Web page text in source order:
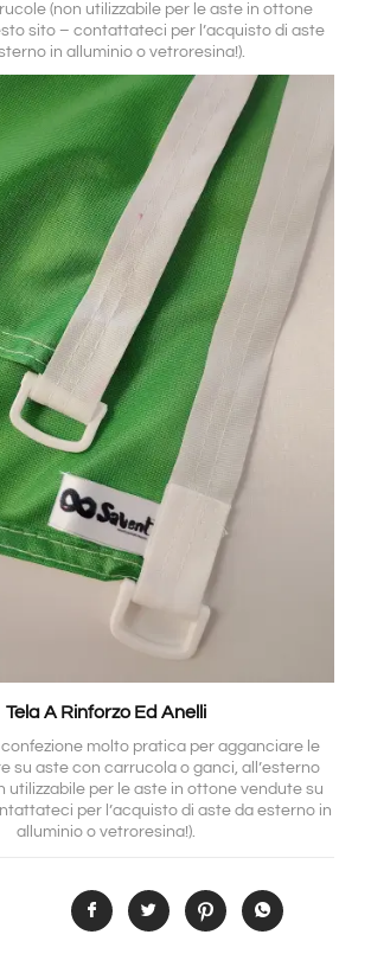
(non utilizzabile per le aste in ottone
sito – contattateci per l’acquisto di aste
in alluminio o vetroresina!).
Tela A Rinforzo Ed Anelli
molto pratica per agganciare le
su aste con carrucola o ganci, all’esterno
utilizzabile per le aste in ottone vendute su
per l’acquisto di aste da esterno in
alluminio o vetroresina!).